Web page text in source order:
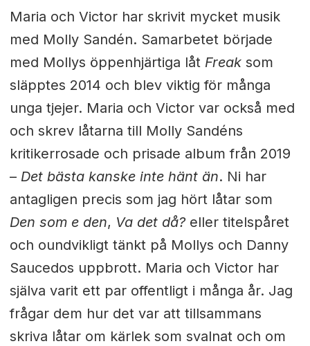
Maria och Victor har skrivit mycket musik
med Molly Sandén. Samarbetet började
med Mollys öppenhjärtiga låtFreaksom
släpptes 2014 och blev viktig för många
unga tjejer. Maria och Victor var också med
och skrev låtarna till Molly Sandéns
kritikerrosade och prisade album från 2019
– Det bästa kanske inte hänt än. Ni har
antagligen precis som jag hört låtar som
Den som e den, Va det då?eller titelspåret
och oundvikligt tänkt på Mollys och Danny
Saucedos uppbrott. Maria och Victor har
själva varit ett par offentligt i många år. Jag
frågar dem hur det var att tillsammans
skriva låtar om kärlek som svalnat och om